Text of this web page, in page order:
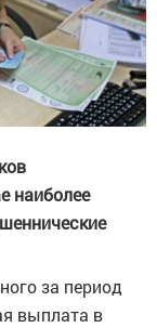
наиболее
за период
выплата в